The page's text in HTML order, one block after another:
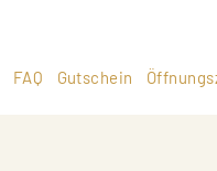
FAQ Gutschein